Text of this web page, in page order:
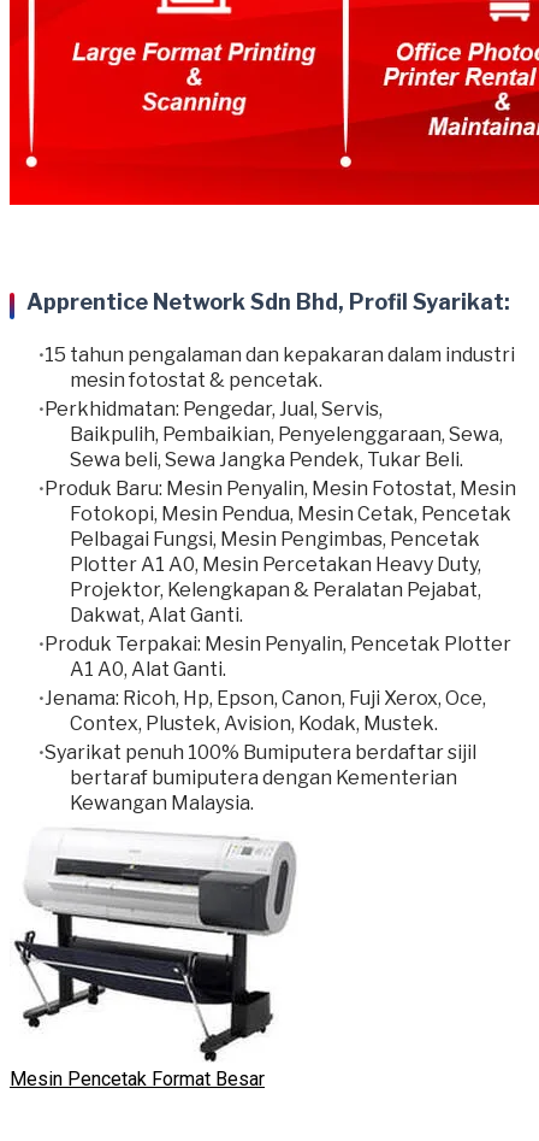
Apprentice Network Sdn Bhd, Profil Syarikat:
15 tahun pengalaman dan kepakaran dalam industri
mesin fotostat & pencetak.
Perkhidmatan: Pengedar, Jual, Servis,
Baikpulih, Pembaikian, Penyelenggaraan, Sewa,
Sewa beli, Sewa Jangka Pendek, Tukar Beli.
​Produk Baru: Mesin Penyalin, Mesin Fotostat, Mesin
Fotokopi, Mesin Pendua, Mesin Cetak, Pencetak
Pelbagai Fungsi, Mesin Pengimbas, Pencetak
Plotter A1 A0, Mesin Percetakan Heavy Duty,
Projektor, Kelengkapan & Peralatan Pejabat,
Dakwat, Alat Ganti.
Produk Terpakai: Mesin Penyalin, Pencetak Plotter
A1 A0, Alat Ganti.
Jenama: Ricoh, Hp, Epson, Canon, Fuji Xerox, Oce,
Contex, Plustek, Avision, Kodak, Mustek.
Syarikat penuh 100% Bumiputera berdaftar sijil
bertaraf bumiputera dengan Kementerian
Kewangan Malaysia.
Mesin Pencetak Format Besar